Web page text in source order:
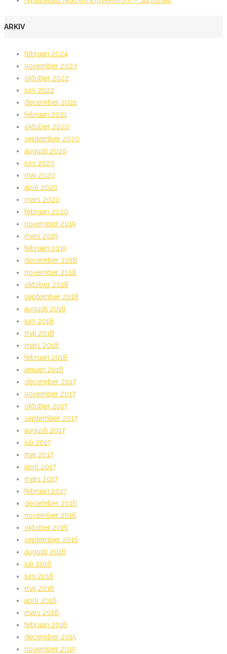
ARKIV
februari 2024
november 2023
oktober 2022
juni 2022
december 2021
februari 2021
oktober 2020
september 2020
augusti 2020
juni 2020
maj 2020
april 2020
mars 2020
februari 2020
november 2019
mars 2019
februari 2019
december 2018
november 2018
oktober 2018
september 2018
augusti 2018
juni 2018
maj 2018
mars 2018
februari 2018
januari 2018
december 2017
november 2017
oktober 2017
september 2017
augusti 2017
juli 2017
maj 2017
april 2017
mars 2017
februari 2017
december 2016
november 2016
oktober 2016
september 2016
augusti 2016
juli 2016
juni 2016
maj 2016
april 2016
mars 2016
februari 2016
december 2015
november 2015